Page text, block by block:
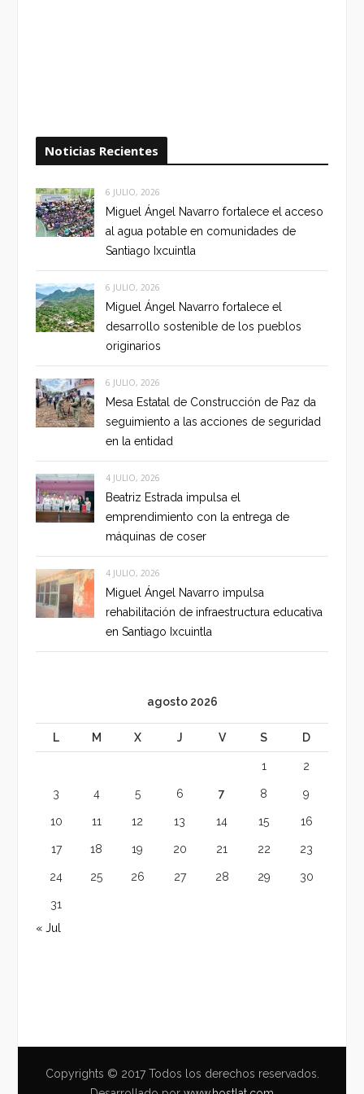
Noticias Recientes
6 JULIO, 2026
Miguel Ángel Navarro fortalece el acceso
al agua potable en comunidades de
Santiago Ixcuintla
6 JULIO, 2026
Miguel Ángel Navarro fortalece el
desarrollo sostenible de los pueblos
originarios
6 JULIO, 2026
Mesa Estatal de Construcción de Paz da
seguimiento a las acciones de seguridad
en la entidad
4 JULIO, 2026
Beatriz Estrada impulsa el
emprendimiento con la entrega de
máquinas de coser
4 JULIO, 2026
Miguel Ángel Navarro impulsa
rehabilitación de infraestructura educativa
en Santiago Ixcuintla
agosto 2026
L M X J V S D
1 2
3 4 5 6 7 8 9
10 11 12 13 14 15 16
17 18 19 20 21 22 23
24 25 26 27 28 29 30
31
« Jul
Copyrights © 2017 Todos los derechos reservados.